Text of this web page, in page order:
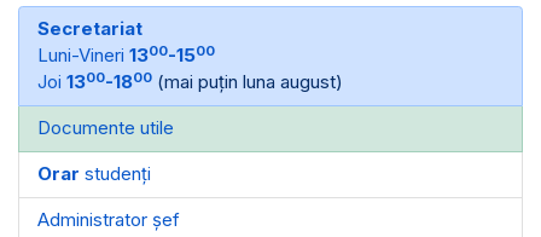
Secretariat
Luni-Vineri 1300-1500
Joi 1300-1800 (mai puțin luna august)
Documente utile
Orar studenți
Administrator șef